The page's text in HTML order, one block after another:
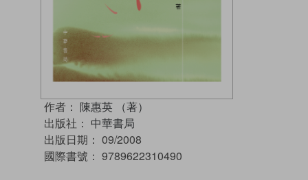
作者： 陳惠英 （著）
出版社： 中華書局
出版日期： 09/2008
國際書號： 9789622310490